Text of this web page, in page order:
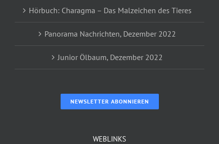
Hörbuch: Charagma – Das Malzeichen des Tieres
Panorama Nachrichten, Dezember 2022
Junior Ölbaum, Dezember 2022
NEWSLETTER ABONNIEREN
WEBLINKS